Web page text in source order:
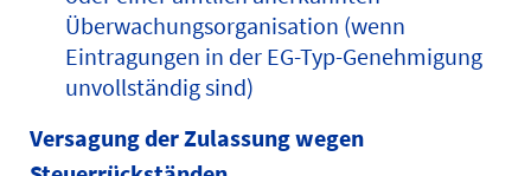
Überwachungsorganisation (wenn
Eintragungen in der EG-Typ-Genehmigung
unvollständig sind)
Versagung der Zulassung wegen